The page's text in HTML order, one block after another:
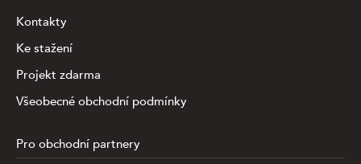
Kontakty
Ke stažení
Projekt zdarma
Všeobecné obchodní podmínky
Pro obchodní partnery